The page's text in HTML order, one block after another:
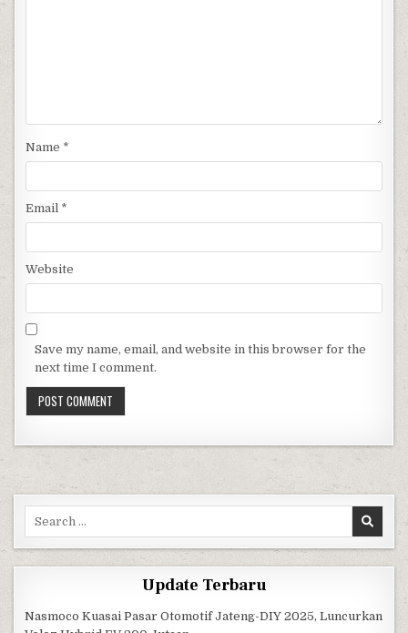
Name *
Email *
Website
Save my name, email, and website in this browser for the
next time I comment.
Update Terbaru
Nasmoco Kuasai Pasar Otomotif Jateng-DIY 2025, Luncurkan